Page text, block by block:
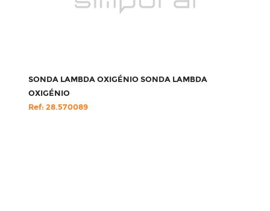
SONDA LAMBDA OXIGÉNIO SONDA LAMBDA
OXIGÉNIO
Ref: 28.570089